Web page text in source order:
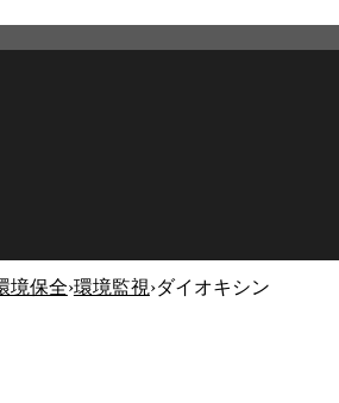
境保全›環境監視›ダイオキシン